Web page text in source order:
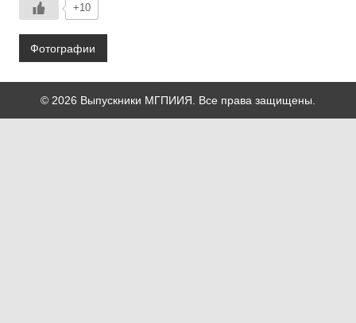
+10
Фотографии
© 2026 Выпускники МГПИИЯ. Все права защищены.